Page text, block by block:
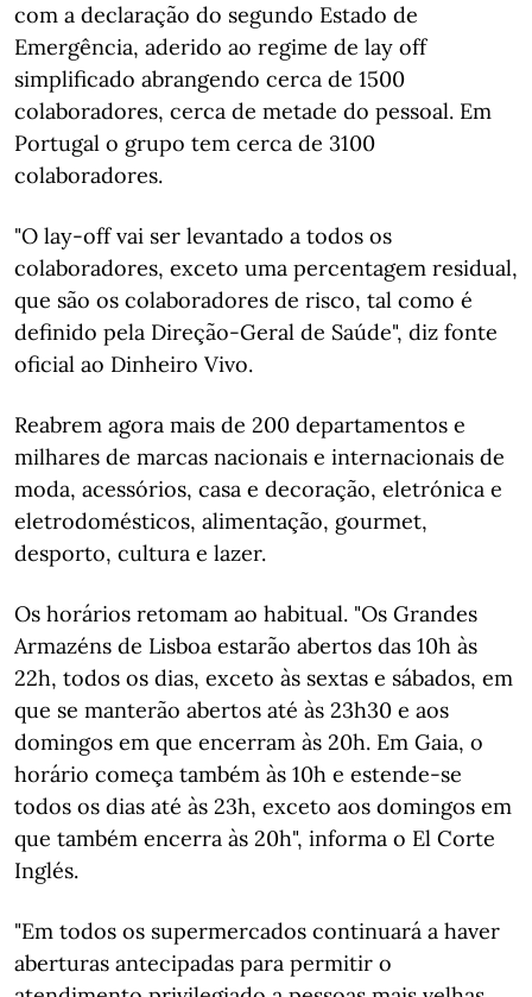
com a declaração do segundo Estado de
Emergência, aderido ao regime de lay off
simplificado abrangendo cerca de 1500
colaboradores, cerca de metade do pessoal. Em
Portugal o grupo tem cerca de 3100
colaboradores.
"O lay-off vai ser levantado a todos os
colaboradores, exceto uma percentagem residual,
que são os colaboradores de risco, tal como é
definido pela Direção-Geral de Saúde", diz fonte
oficial ao Dinheiro Vivo.
Reabrem agora mais de 200 departamentos e
milhares de marcas nacionais e internacionais de
moda, acessórios, casa e decoração, eletrónica e
eletrodomésticos, alimentação, gourmet,
desporto, cultura e lazer.
Os horários retomam ao habitual. "Os Grandes
Armazéns de Lisboa estarão abertos das 10h às
22h, todos os dias, exceto às sextas e sábados, em
que se manterão abertos até às 23h30 e aos
domingos em que encerram às 20h. Em Gaia, o
horário começa também às 10h e estende-se
todos os dias até às 23h, exceto aos domingos em
que também encerra às 20h", informa o El Corte
Inglés.
"Em todos os supermercados continuará a haver
aberturas antecipadas para permitir o